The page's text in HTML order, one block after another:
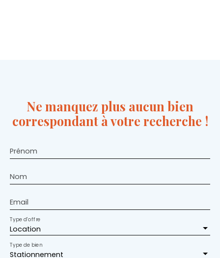
Ne manquez plus aucun bien
correspondant à votre recherche !
Prénom
Nom
Email
Location
Type d'offre
Stationnement
Type de bien